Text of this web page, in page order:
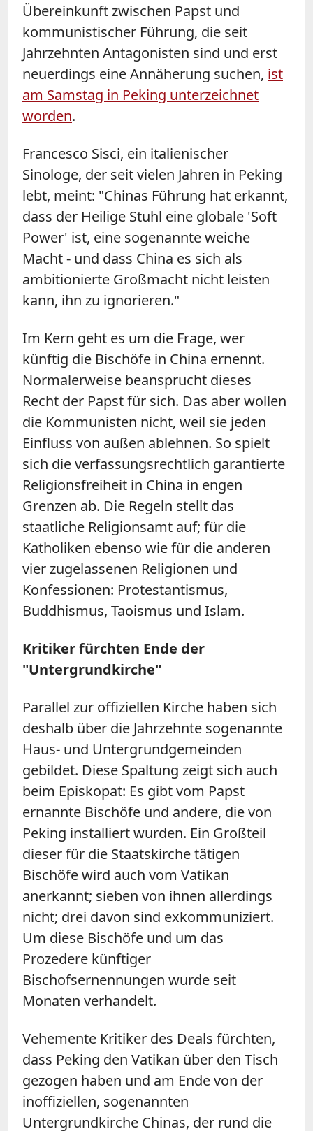
Übereinkunft zwischen Papst und
kommunistischer Führung, die seit
Jahrzehnten Antagonisten sind und erst
neuerdings eine Annäherung suchen, ist
am Samstag in Peking unterzeichnet
worden.
Francesco Sisci, ein italienischer
Sinologe, der seit vielen Jahren in Peking
lebt, meint: "Chinas Führung hat erkannt,
dass der Heilige Stuhl eine globale 'Soft
Power' ist, eine sogenannte weiche
Macht - und dass China es sich als
ambitionierte Großmacht nicht leisten
kann, ihn zu ignorieren."
Im Kern geht es um die Frage, wer
künftig die Bischöfe in China ernennt.
Normalerweise beansprucht dieses
Recht der Papst für sich. Das aber wollen
die Kommunisten nicht, weil sie jeden
Einfluss von außen ablehnen. So spielt
sich die verfassungsrechtlich garantierte
Religionsfreiheit in China in engen
Grenzen ab. Die Regeln stellt das
staatliche Religionsamt auf; für die
Katholiken ebenso wie für die anderen
vier zugelassenen Religionen und
Konfessionen: Protestantismus,
Buddhismus, Taoismus und Islam.
Kritiker fürchten Ende der
"Untergrundkirche"
Parallel zur offiziellen Kirche haben sich
deshalb über die Jahrzehnte sogenannte
Haus- und Untergrundgemeinden
gebildet. Diese Spaltung zeigt sich auch
beim Episkopat: Es gibt vom Papst
ernannte Bischöfe und andere, die von
Peking installiert wurden. Ein Großteil
dieser für die Staatskirche tätigen
Bischöfe wird auch vom Vatikan
anerkannt; sieben von ihnen allerdings
nicht; drei davon sind exkommuniziert.
Um diese Bischöfe und um das
Prozedere künftiger
Bischofsernennungen wurde seit
Monaten verhandelt.
Vehemente Kritiker des Deals fürchten,
dass Peking den Vatikan über den Tisch
gezogen haben und am Ende von der
inoffiziellen, sogenannten
Untergrundkirche Chinas, der rund die